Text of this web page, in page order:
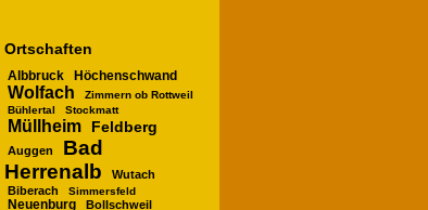
Ortschaften
Albbruck Höchenschwand
Wolfach
Zimmern ob Rottweil
Bühlertal
Stockmatt
Müllheim Feldberg
Auggen
Bad
Herrenalb
Wutach
Biberach
Simmersfeld
Neuenburg Bollschweil